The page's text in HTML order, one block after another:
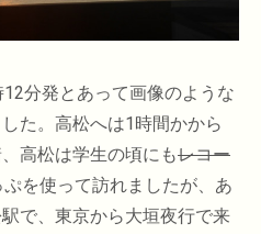
分発とあって画像のような
た。高松へは1時間かから
高松は学生の頃にもレコー
を使って訪れましたが、あ
で、東京から大垣夜行で来